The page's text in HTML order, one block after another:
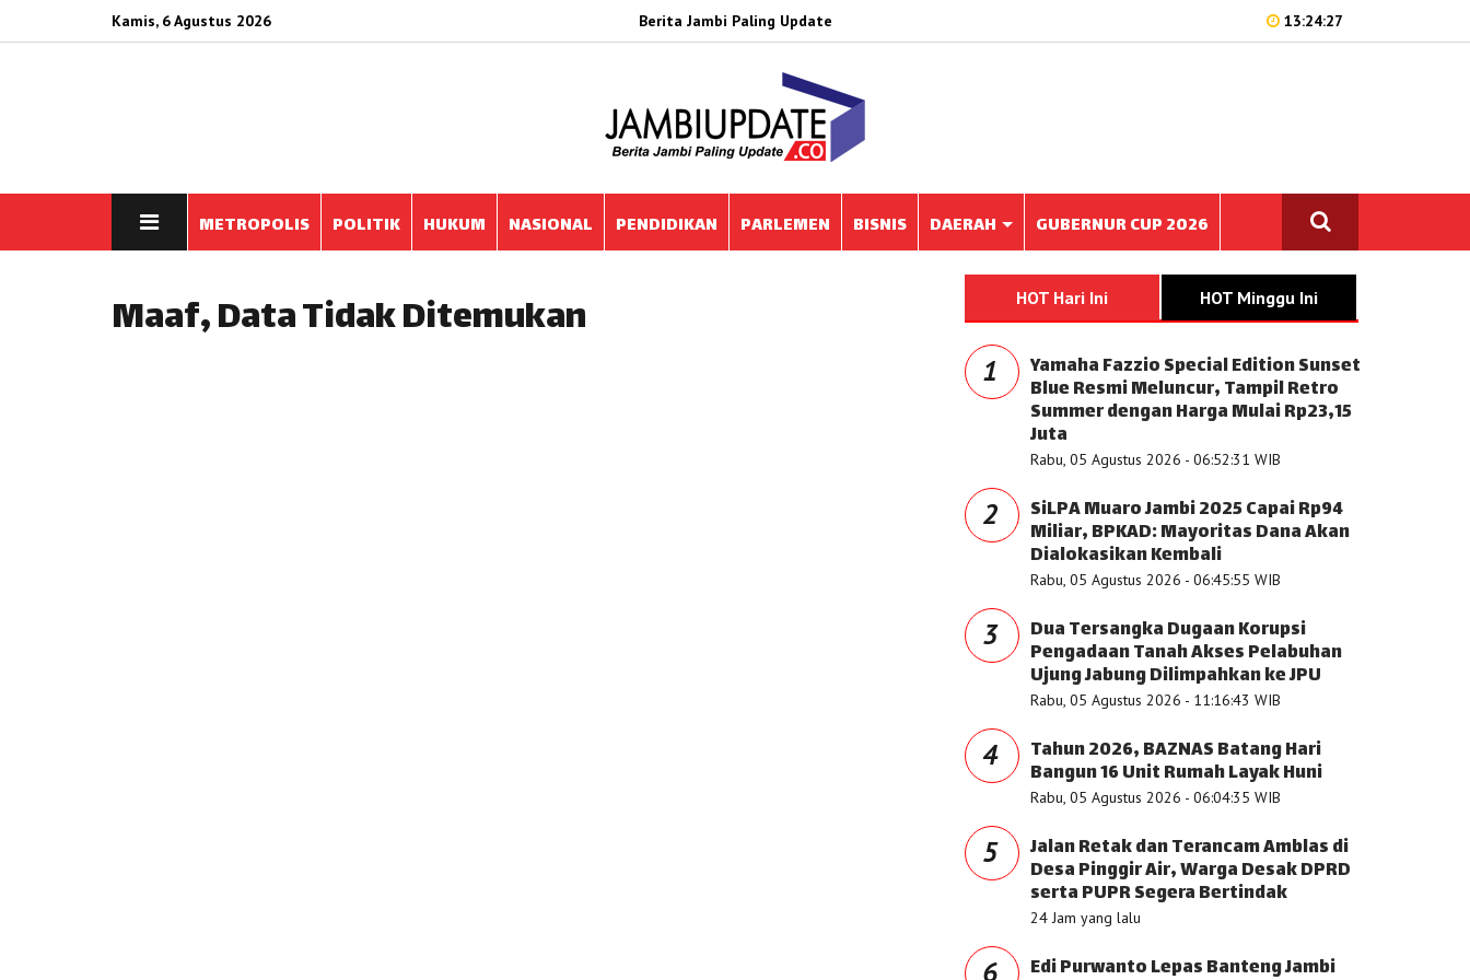
Kamis, 6 Agustus 2026 Berita Jambi Paling Update 13:24:27
METROPOLIS POLITIK HUKUM NASIONAL PENDIDIKAN PARLEMEN BISNIS DAERAH GUBERNUR CUP 2026
Maaf, Data Tidak Ditemukan HOT Hari Ini HOT Minggu Ini
1 Yamaha Fazzio Special Edition Sunset
Blue Resmi Meluncur, Tampil Retro
Summer dengan Harga Mulai Rp23,15
Juta
Rabu, 05 Agustus 2026 - 06:52:31 WIB
2 SiLPA Muaro Jambi 2025 Capai Rp94
Miliar, BPKAD: Mayoritas Dana Akan
Dialokasikan Kembali
Rabu, 05 Agustus 2026 - 06:45:55 WIB
3 Dua Tersangka Dugaan Korupsi
Pengadaan Tanah Akses Pelabuhan
Ujung Jabung Dilimpahkan ke JPU
Rabu, 05 Agustus 2026 - 11:16:43 WIB
4 Tahun 2026, BAZNAS Batang Hari
Bangun 16 Unit Rumah Layak Huni
Rabu, 05 Agustus 2026 - 06:04:35 WIB
5 Jalan Retak dan Terancam Amblas di
Desa Pinggir Air, Warga Desak DPRD
serta PUPR Segera Bertindak
24 Jam yang lalu
6 Edi Purwanto Lepas Banteng Jambi